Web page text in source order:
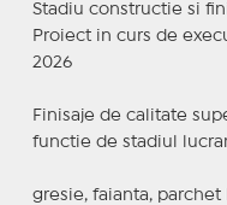
Stadiu constructie si
Proiect in curs de
2026
Finisaje de calitate
functie de stadiul
gresie, faianta,